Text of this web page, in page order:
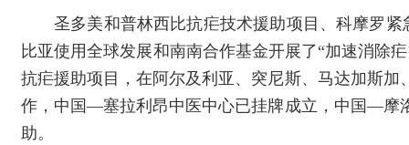
圣多美和普林西比抗疟技术援助项目、科摩罗
比亚使用全球发展和南南合作基金开展了“加速消除
抗疟援助项目，在阿尔及利亚、突尼斯、马达加斯
作，中国—塞拉利昂中医中心已挂牌成立，中国—摩
助。